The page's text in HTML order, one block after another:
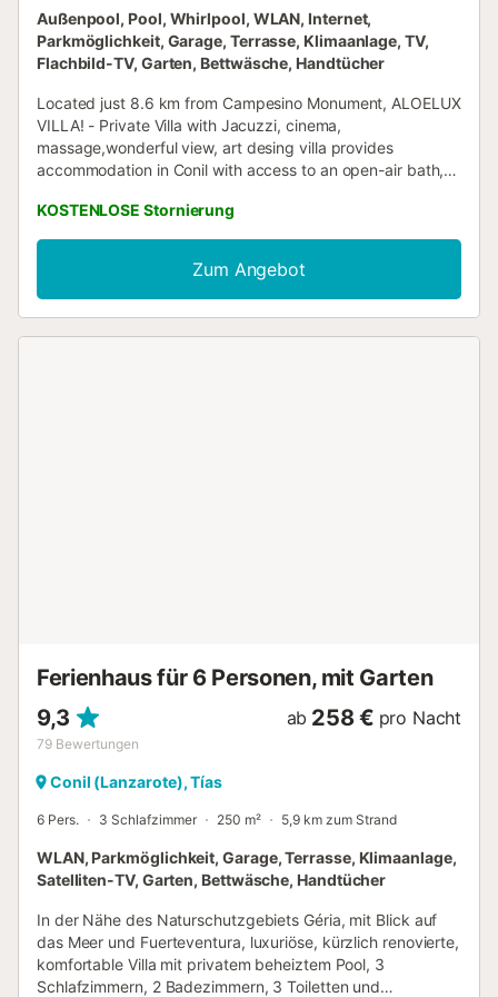
Außenpool, Pool, Whirlpool, WLAN, Internet,
Parkmöglichkeit, Garage, Terrasse, Klimaanlage, TV,
Flachbild-TV, Garten, Bettwäsche, Handtücher
Located just 8.6 km from Campesino Monument, ALOELUX
VILLA! - Private Villa with Jacuzzi, cinema,
massage,wonderful view, art desing villa provides
accommodation in Conil with access to an open-air bath, a
KOSTENLOSE Stornierung
Zum Angebot
Ferienhaus für 6 Personen, mit Garten
9,3
79 Bewertungen
ab 258 € pro Nacht
Conil (Lanzarote), Tías
6 Pers. 3 Schlafzimmer 250 m² 5,9 km zum Strand
WLAN, Parkmöglichkeit, Garage, Terrasse, Klimaanlage,
Satelliten-TV, Garten, Bettwäsche, Handtücher
In der Nähe des Naturschutzgebiets Géria, mit Blick auf
das Meer und Fuerteventura, luxuriöse, kürzlich renovierte,
komfortable Villa mit privatem beheiztem Pool, 3
Schlafzimmern, 2 Badezimmern, 3 Toiletten und